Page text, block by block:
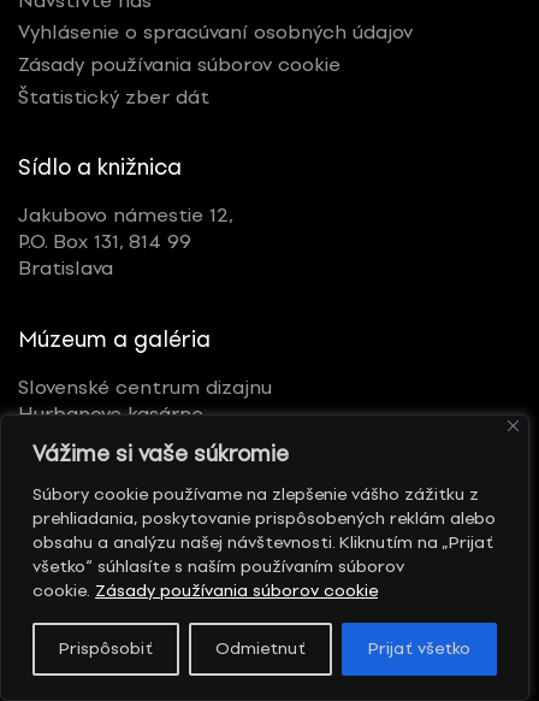
Vážime si vaše súkromie
Súbory cookie používame na zlepšenie vášho zážitku z
prehliadania, poskytovanie prispôsobených reklám alebo
obsahu a analýzu našej návštevnosti. Kliknutím na „Prijať
všetko“ súhlasíte s naším používaním súborov
cookie. Zásady používania súborov cookie
Prispôsobiť Odmietnuť Prijať všetko
Vyhlásenie o spracúvaní osobných údajov
Zásady používania súborov cookie
Štatistický zber dát
Sídlo a knižnica
Jakubovo námestie 12,
P.O. Box 131, 814 99
Bratislava
Múzeum a galéria
Slovenské centrum dizajnu
Hurbanove kasárne
Kollárovo nám. 10
811 07 Bratislava
Sociálne siete